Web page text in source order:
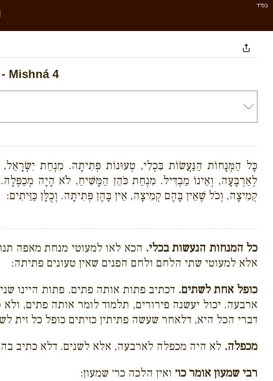
בס''ד
Mishná 4
כָּל הַמְּנָחוֹת הַנַּעֲשׂוֹת בִּכְלִי, טְעוּנוֹת פְּתִיתָה. מִנְחַת
לְאַרְבָּעָה, וְאֵינוֹ מַבְדִּיל. מִנְחַת כֹּהֵן הַמָּשִׁיחַ, לֹא הָיָה
קְמִיצָה, וְכֹל שֶׁאֵין בָּהֶם קְמִיצָה, אֵין בָּהֶן פְּתִיתָה. וְכֻלָּן כַּזֵּיתִים:
כל המנחות הנעשות בכלי. הכא לאו למעוטי מנחת מאפה
אלא למעוטי שתי הלחם ולחם הפנים שאין טעונים פתיתה:
כופל אחת לשתים. דכתיב פתות אותה פתים. פתות היינו
ארבעה. יכול יעשנה פירורים, תלמוד לומר אותה פתים, ולא
דברי הכל היא, דלאחר שעשה פתיתין כזיתים כופל כל זית
מכפלה. לא היה מכפלה לארבעה, אלא לשנים. דלא כתיב
רבי שמעון אומר כו׳ ואין הלכה כר׳ שמעון: